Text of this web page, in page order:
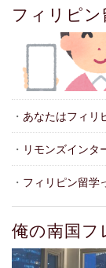
フィリピン
・ あなたはフィリ
・ リモンズインタ
・ フィリピン留学
俺の南国フ